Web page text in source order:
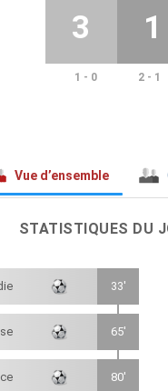
3 1
1 - 0 2 - 1
Vue d’ensemble
STATISTIQUES DU
33'
65'
80'